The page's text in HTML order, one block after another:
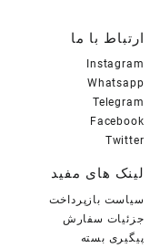
ارتباط با ما
Instagram
Whatsapp
Telegram
Facebook
Twitter
لینک های مفید
سیاست بازپرداخت
جزئیات سفارش
پیگیری بسته